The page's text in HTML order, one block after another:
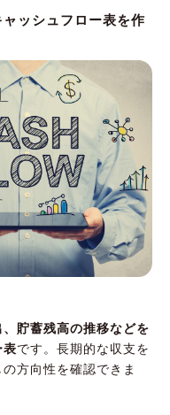
ッシュフロー表を作
貯蓄残高の推移などを
表です。長期的な収支を
方向性を確認できま